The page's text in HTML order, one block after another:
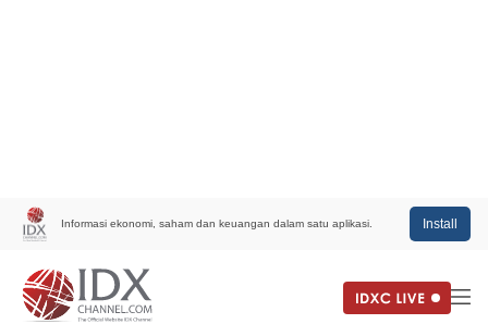
Informasi ekonomi, saham dan keuangan dalam satu aplikasi. Install